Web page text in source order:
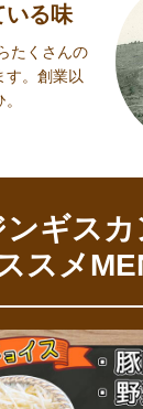
いる味
たくさんの
す。創業以
ンギスカ
スメ